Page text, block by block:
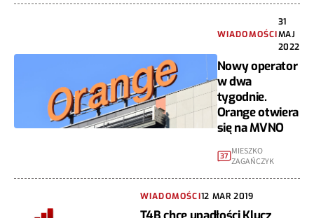
WIADOMOŚCI
31
MAJ
2022
Nowy operator
w dwa
tygodnie.
Orange otwiera
się na MVNO
37 MIESZKO
ZAGAŃCZYK
WIADOMOŚCI12 MAR 2019